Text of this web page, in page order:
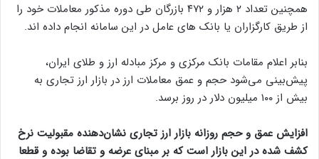
همچنین تعداد ۲ هزار و ۴۷۲ بازرگان طی دوره مذکور معاملات خود را
از طریق کارگزاران یا بانک های عامل در این سامانه انجام داده اند.
بنابر اعلام مقامات بانک مرکزی و مرکز مبادله ارز و طلای ایران،
پیش‌بینی می‌شود حجم و عمق معاملات ارز در بازار ارز تجاری به
بیش از ۱۰۰ میلیون دلار در روز برسد.
افزایش عمق و حجم روزانه بازار ارز تجاری نشان‌دهنده مقبولیت نرخ
کشف شده در این بازار است که بر مبنای عرضه و تقاضا بوده و قطعا